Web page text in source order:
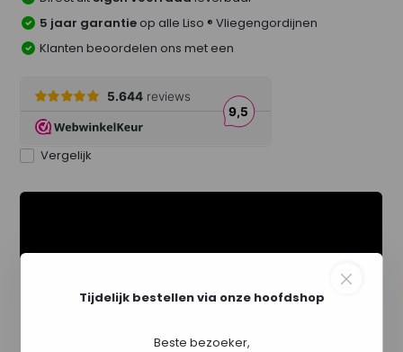
5 jaar garantie op alle Liso ® Vliegengordijnen
Klanten beoordelen ons met een
Vergelijk
Tijdelijk bestellen via onze hoofdshop
Beste bezoeker,